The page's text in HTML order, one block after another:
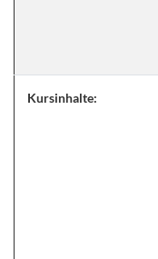
Kursinhalte: